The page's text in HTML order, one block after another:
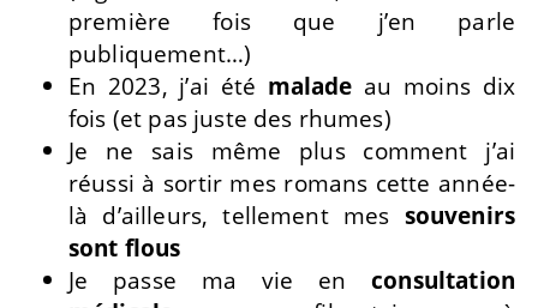
première fois que j’en parle
publiquement…)
En 2023, j’ai été malade au moins dix
fois (et pas juste des rhumes)
Je ne sais même plus comment j’ai
réussi à sortir mes romans cette année-
là d’ailleurs, tellement mes souvenirs
sont flous
Je passe ma vie enconsultation